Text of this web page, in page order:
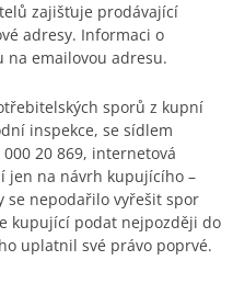
zajišťuje prodávající
adresy. Informaci o
emailovou adresu.
sporů z kupní
inspekce, se sídlem
000 20 869, internetová
jen na návrh kupujícího –
se nepodařilo vyřešit spor
kupující podat nejpozději do
uplatnil své právo poprvé.